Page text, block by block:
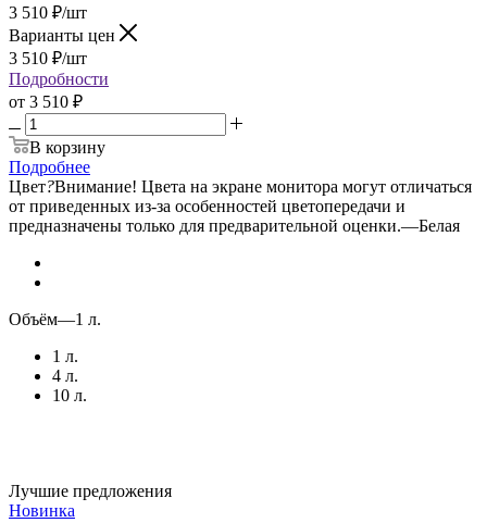
3 510 ₽/шт
Варианты цен
3 510 ₽/шт
Подробности
от 3 510 ₽
В корзину
Подробнее
Цвет?Внимание! Цвета на экране монитора могут отличаться
от приведенных из-за особенностей цветопередачи и
предназначены только для предварительной оценки.—Белая
Объём—1 л.
1 л.
4 л.
10 л.
Лучшие предложения
Новинка